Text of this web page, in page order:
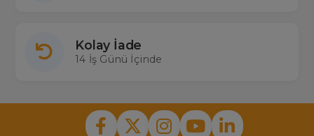
Kolay İade
14 İş Günü İçinde